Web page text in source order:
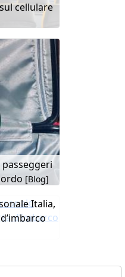
cellulare
[Blog]
Italia,